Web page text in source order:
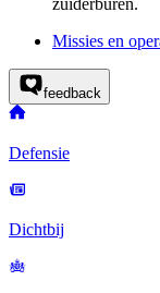
Missies en
feedback
Defensie
Dichtbij